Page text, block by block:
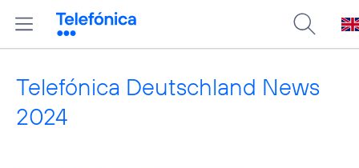
Telefónica Deutschland News
2024